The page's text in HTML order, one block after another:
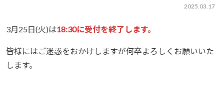
2025.03.17
3月25日(火)は18:30に受付を終了します。
皆様にはご迷惑をおかけしますが何卒よろしくお願いいた
します。